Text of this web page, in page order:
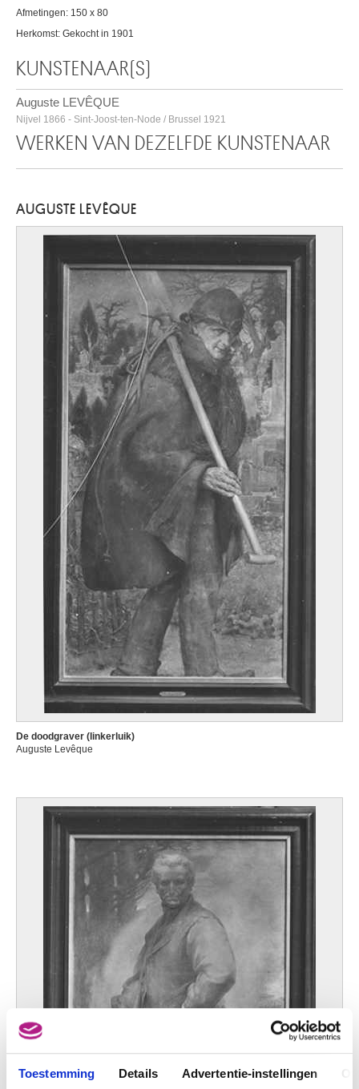
Toestemming Details Advertentie-instellingen
Afmetingen: 150 x 80
Herkomst: Gekocht in 1901
KUNSTENAAR(S)
Auguste LEVÊQUE
Nijvel 1866 - Sint-Joost-ten-Node / Brussel 1921
WERKEN VAN DEZELFDE KUNSTENAAR
AUGUSTE LEVÊQUE
De doodgraver (linkerluik)
Auguste Levêque